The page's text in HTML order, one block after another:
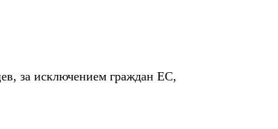
за исключением граждан ЕС,